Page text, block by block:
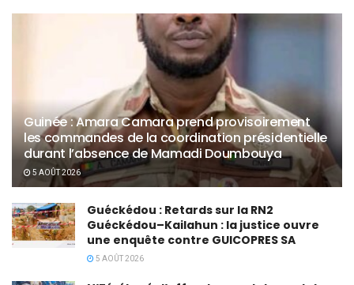
Guinée : Amara Camara prend provisoirement
les commandes de la coordination présidentielle
durant l’absence de Mamadi Doumbouya
5 AOÛT 2026
Guéckédou : Retards sur la RN2
Guéckédou–Kailahun : la justice ouvre
une enquête contre GUICOPRES SA
5 AOÛT 2026